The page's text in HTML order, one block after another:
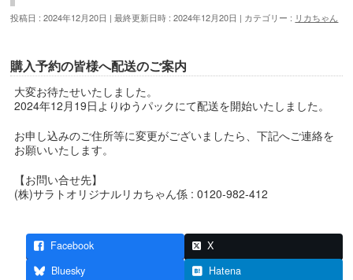
投稿日 : 2024年12月20日 最終更新日時 : 2024年12月20日 カテゴリー : リカちゃん
購入予約の皆様へ配送のご案内
大変お待たせいたしました。
2024年12月19日よりゆうパックにて配送を開始いたしました。
お申し込みのご住所等に変更がございましたら、下記へご連絡を
お願いいたします。
【お問い合せ先】
(株)サラトオリジナルリカちゃん係 : 0120-982-412
Facebook
X
Bluesky
Hatena